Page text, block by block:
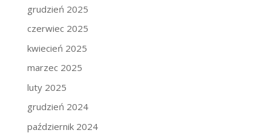
grudzień 2025
czerwiec 2025
kwiecień 2025
marzec 2025
luty 2025
grudzień 2024
październik 2024